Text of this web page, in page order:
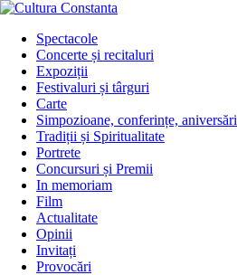
Sari
conținutSpectacole
Concerte și recitaluri
Expoziții
Festivaluri și târguri
Carte
Simpozioane, conferințe, aniversări
Tradiții și Spiritualitate
Portrete
Concursuri și Premii
In memoriam
Film
Actualitate
Opinii
Invitați
Provocări